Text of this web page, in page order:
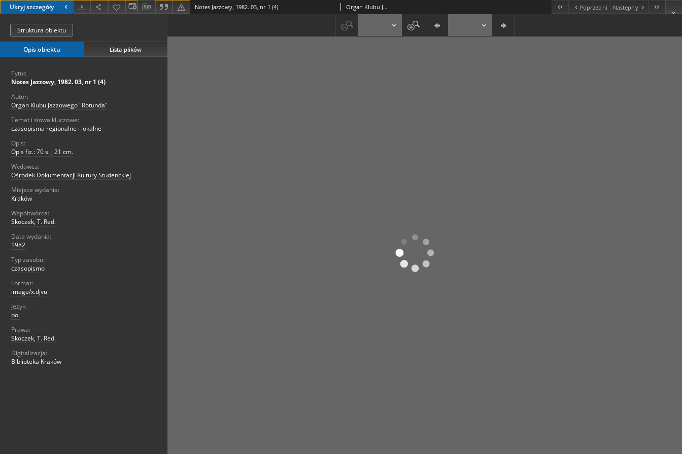
Ukryj szczegóły Notes Jazzowy, 1982. 03, nr 1 (4) Organ Klubu Jazzowego "Rotunda" Poprzedni Następny
Struktura obiektu
Opis obiektu Lista plików
Tytuł:
Notes Jazzowy, 1982. 03, nr 1 (4)
Autor:
Organ Klubu Jazzowego "Rotunda"
Temat i słowa kluczowe:
czasopisma regionalne i lokalne
Opis:
Opis fiz.: 70 s. ; 21 cm.
Wydawca:
Ośrodek Dokumentacji Kultury Studenckiej
Miejsce wydania:
Kraków
Współtwórca:
Skoczek, T. Red.
Data wydania:
1982
Typ zasobu:
czasopismo
Format:
image/x.djvu
Język:
pol
Prawa:
Skoczek, T. Red.
Digitalizacja:
Biblioteka Kraków